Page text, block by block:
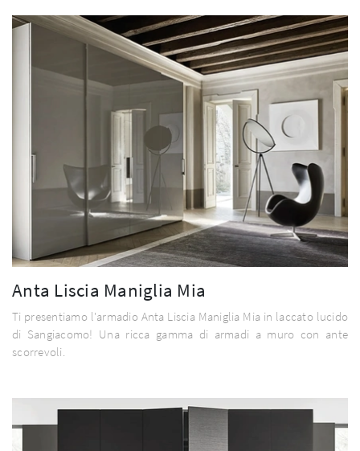
Anta Liscia Maniglia Mia
Ti presentiamo l'armadio Anta Liscia Maniglia Mia in laccato lucido
di Sangiacomo! Una ricca gamma di armadi a muro con ante
scorrevoli.